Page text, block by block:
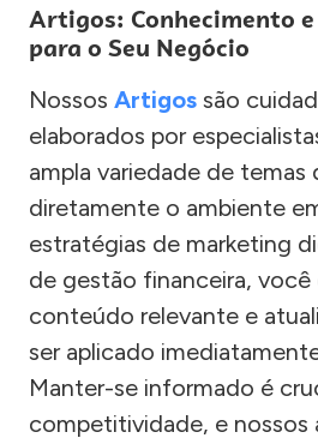
Artigos: Conhecimento
para o Seu Negócio
Nossos Artigos são
elaborados por
ampla variedade de temas
diretamente o ambiente
estratégias de marketing
de gestão financeira, você
conteúdo relevante e
ser aplicado
Manter-se informado é
competitividade, e nossos